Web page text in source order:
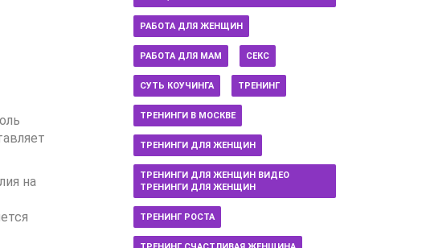
на
РАБОТА ДЛЯ ЖЕНЩИН
РАБОТА ДЛЯ МАМ СЕКС
СУТЬ КОУЧИНГА ТРЕНИНГ
ТРЕНИНГИ В МОСКВЕ
ТРЕНИНГИ ДЛЯ ЖЕНЩИН
ТРЕНИНГИ ДЛЯ ЖЕНЩИН ВИДЕО
ТРЕНИНГИ ДЛЯ ЖЕНЩИН
ТРЕНИНГ РОСТА